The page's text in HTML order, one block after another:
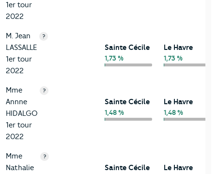
1er tour
2022
M. Jean
LASSALLE
1er tour
2022
?
Sainte Cécile
1,73 %
Le Havre
1,73 %
Mme
Annne
HIDALGO
1er tour
2022
?
Sainte Cécile
1,48 %
Le Havre
1,48 %
Mme
Nathalie
?
Sainte Cécile Le Havre